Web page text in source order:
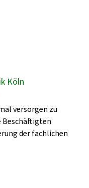
Köln
versorgen zu
Beschäftigten
der fachlichen